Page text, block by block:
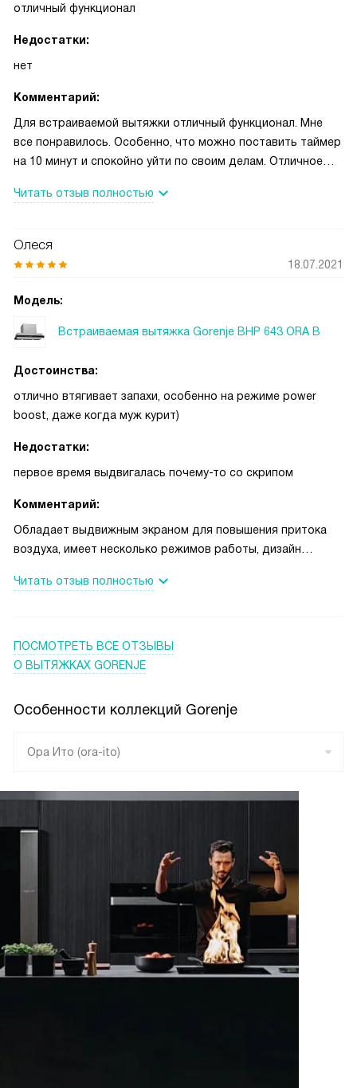
отличный функционал
Недостатки:
нет
Комментарий:
Для встраиваемой вытяжки отличный функционал. Мне
все понравилось. Особенно, что можно поставить таймер
на 10 минут и спокойно уйти по своим делам. Отличное
Для нас это важно, так как сынишка легко простужается и
Читать отзыв полностью
Олеся
18.07.2021
Модель:
Встраиваемая вытяжка Gorenje BHP 643 ORA B
Достоинства:
отлично втягивает запахи, особенно на режиме power
boost, даже когда муж курит)
Недостатки:
первое время выдвигалась почему-то со скрипом
Комментарий:
Обладает выдвижным экраном для повышения притока
воздуха, имеет несколько режимов работы, дизайн
устанавливаются. Вытяжка также абсолютно бесшумна,
Читать отзыв полностью
ПОСМОТРЕТЬ ВСЕ ОТЗЫВЫ
О ВЫТЯЖКАХ GORENJE
Особенности коллекций Gorenje
Ора Ито (ora-ito)